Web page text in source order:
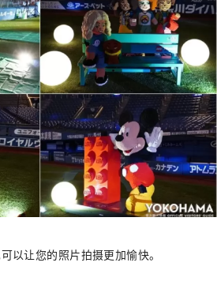
以让您的照片拍摄更加愉快。